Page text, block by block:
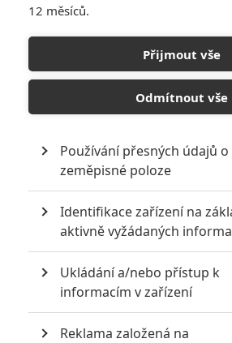
10
Schnirch
narůžovo
5
Recenze:
zámku úroveň
8 Recenze:
6
Recenze:
impérium
8 Recenze: Opičí
12 měsíců.
Přijmout vše
Odmítnout vše
Používání přesných údajů o
zeměpisné poloze
Identifikace zařízení na
aktivně vyžádaných
Ukládání a/nebo přístup k
informacím v zařízení
Reklama založená na